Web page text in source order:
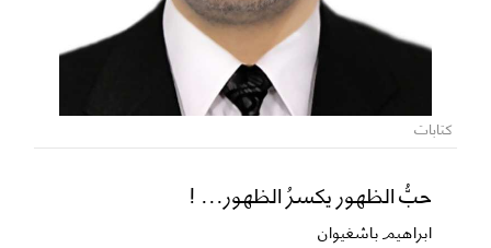
كتابات
حبُّ الظهور يكسرُ الظهور... !
ابراهيم باشغيوان